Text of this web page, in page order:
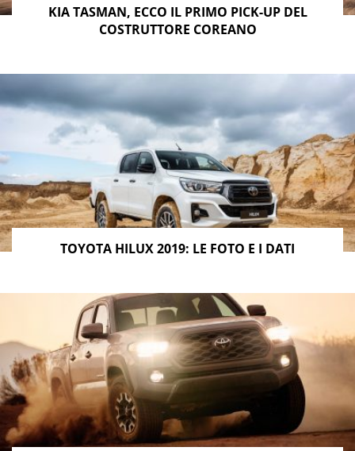
KIA TASMAN, ECCO IL PRIMO PICK-UP DEL
COSTRUTTORE COREANO
TOYOTA HILUX 2019: LE FOTO E I DATI